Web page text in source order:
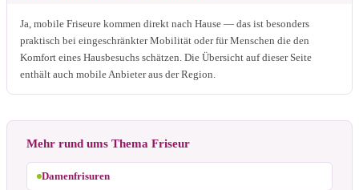
Ja, mobile Friseure kommen direkt nach Hause — das ist besonders
praktisch bei eingeschränkter Mobilität oder für Menschen die den
Komfort eines Hausbesuchs schätzen. Die Übersicht auf dieser Seite
enthält auch mobile Anbieter aus der Region.
Mehr rund ums Thema Friseur
Damenfrisuren